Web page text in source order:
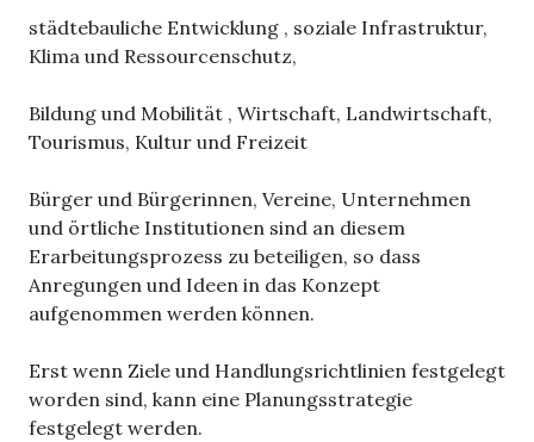
städtebauliche Entwicklung , soziale Infrastruktur,
Klima und Ressourcenschutz,
Bildung und Mobilität , Wirtschaft, Landwirtschaft,
Tourismus, Kultur und Freizeit
Bürger und Bürgerinnen, Vereine, Unternehmen
und örtliche Institutionen sind an diesem
Erarbeitungsprozess zu beteiligen, so dass
Anregungen und Ideen in das Konzept
aufgenommen werden können.
Erst wenn Ziele und Handlungsrichtlinien festgelegt
worden sind, kann eine Planungsstrategie
festgelegt werden.